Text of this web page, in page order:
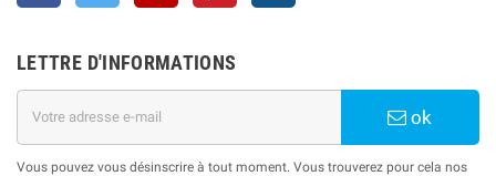
LETTRE D'INFORMATIONS
ok
Vous pouvez vous désinscrire à tout moment. Vous trouverez pour cela nos